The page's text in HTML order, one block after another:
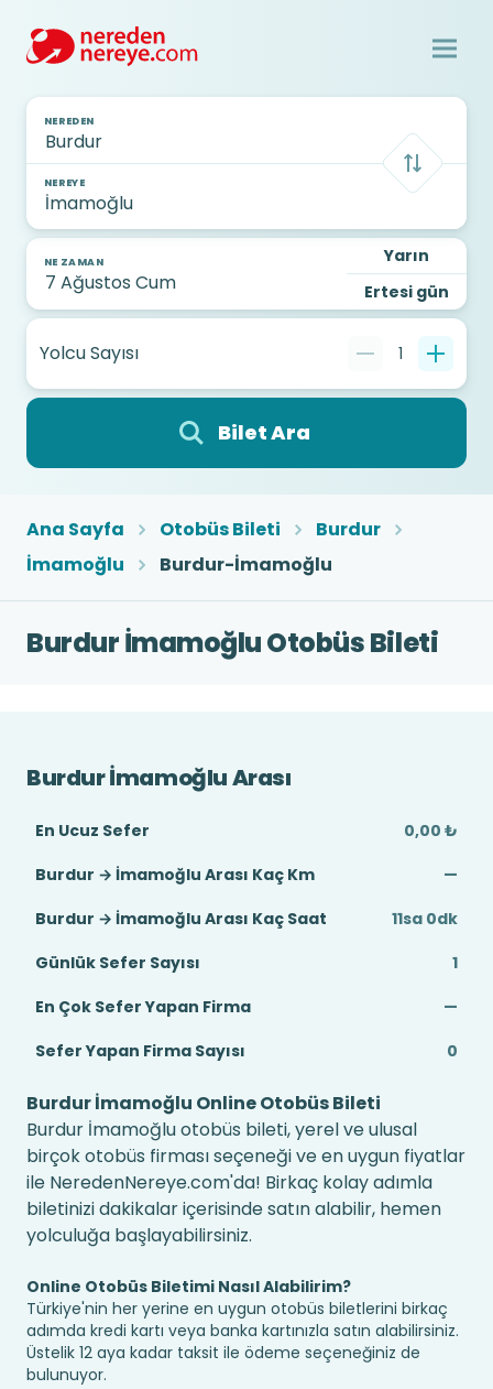
NEREDEN
NEREYE
NE ZAMAN
Yarın
Ertesi gün
Yolcu Sayısı 1
Bilet Ara
Ana Sayfa Otobüs Bileti
Burdur
İmamoğlu
Burdur-İmamoğlu
Burdur İmamoğlu Otobüs Bileti
Burdur İmamoğlu Arası
En Ucuz Sefer
0,00 ₺
Burdur → İmamoğlu Arası Kaç Km
—
Burdur → İmamoğlu Arası Kaç Saat
11sa 0dk
Günlük Sefer Sayısı
1
En Çok Sefer Yapan Firma
—
Sefer Yapan Firma Sayısı
0
Burdur İmamoğlu Online Otobüs Bileti
Burdur İmamoğlu otobüs bileti, yerel ve ulusal
birçok otobüs firması seçeneği ve en uygun fiyatlar
ile NeredenNereye.com'da! Birkaç kolay adımla
biletinizi dakikalar içerisinde satın alabilir, hemen
yolculuğa başlayabilirsiniz.
Online Otobüs Biletimi Nasıl Alabilirim?
Türkiye'nin her yerine en uygun otobüs biletlerini birkaç
adımda kredi kartı veya banka kartınızla satın alabilirsiniz.
Üstelik 12 aya kadar taksit ile ödeme seçeneğiniz de
bulunuyor.